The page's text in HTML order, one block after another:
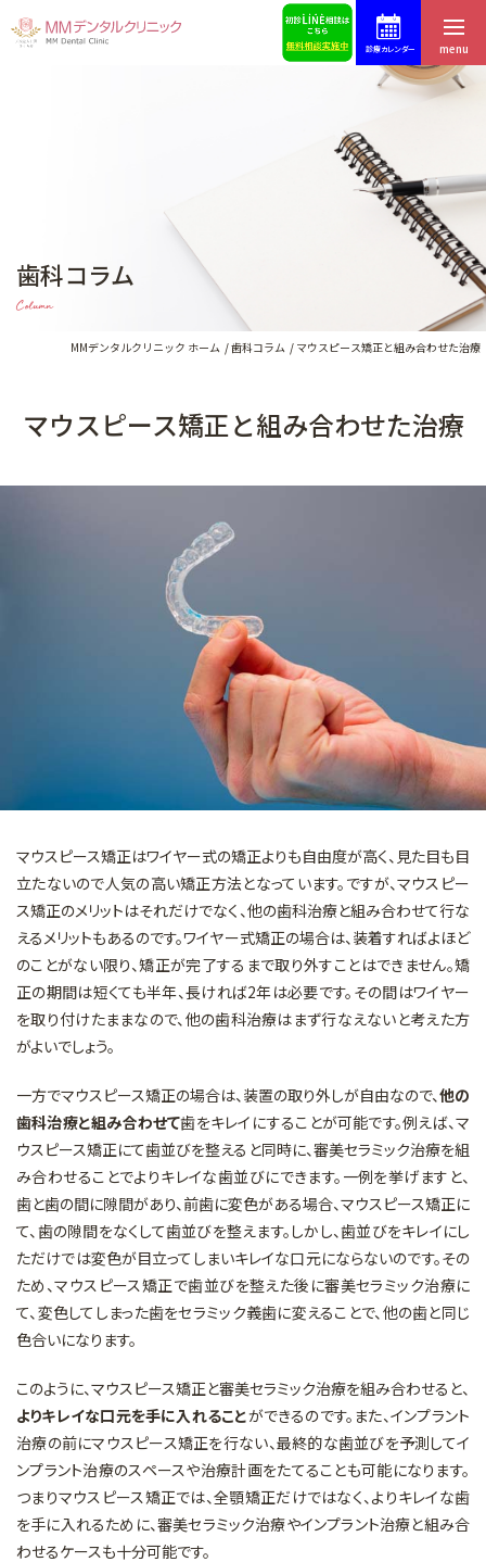
診療カレンダー menu
歯科コラム
Column
MMデンタルクリニック ホーム 歯科コラム マウスピース矯正と組み合わせた治療
マウスピース矯正と組み合わせた治療
マウスピース矯正はワイヤー式の矯正よりも自由度が高く、見た目も目
立たないので人気の高い矯正方法となっています。ですが、マウスピー
ス矯正のメリットはそれだけでなく、他の歯科治療と組み合わせて行な
えるメリットもあるのです。ワイヤー式矯正の場合は、装着すればよほど
のことがない限り、矯正が完了するまで取り外すことはできません。矯
正の期間は短くても半年、長ければ2年は必要です。その間はワイヤー
を取り付けたままなので、他の歯科治療はまず行なえないと考えた方
がよいでしょう。
一方でマウスピース矯正の場合は、装置の取り外しが自由なので、他の
歯科治療と組み合わせて歯をキレイにすることが可能です。例えば、マ
ウスピース矯正にて歯並びを整えると同時に、審美セラミック治療を組
み合わせることでよりキレイな歯並びにできます。一例を挙げますと、
歯と歯の間に隙間があり、前歯に変色がある場合、マウスピース矯正に
て、歯の隙間をなくして歯並びを整えます。しかし、歯並びをキレイにし
ただけでは変色が目立ってしまいキレイな口元にならないのです。その
ため、マウスピース矯正で歯並びを整えた後に審美セラミック治療に
て、変色してしまった歯をセラミック義歯に変えることで、他の歯と同じ
色合いになります。
このように、マウスピース矯正と審美セラミック治療を組み合わせると、
よりキレイな口元を手に入れることができるのです。また、インプラント
治療の前にマウスピース矯正を行ない、最終的な歯並びを予測してイ
ンプラント治療のスペースや治療計画をたてることも可能になります。
つまりマウスピース矯正では、全顎矯正だけではなく、よりキレイな歯
を手に入れるために、審美セラミック治療やインプラント治療と組み合
わせるケースも十分可能です。
料金表 歯科コラム
インプラントによる治療
マイクロスコープを用いた治療
予防・メインテナンス